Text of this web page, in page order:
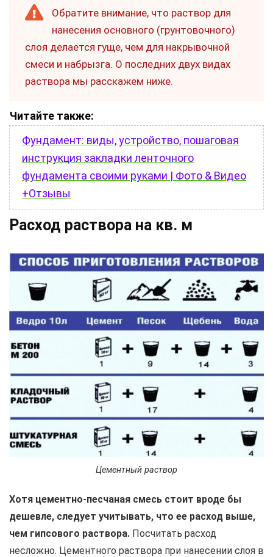
Обратите внимание, что раствор для
нанесения основного (грунтовочного)
слоя делается гуще, чем для накрывочной
смеси и набрызга. О последних двух видах
раствора мы расскажем ниже.
Читайте также:
Фундамент: виды, устройство, пошаговая
инструкция закладки ленточного
фундамента своими руками | Фото & Видео
+Отзывы
Расход раствора на кв. м
Цементный раствор
Хотя цементно-песчаная смесь стоит вроде бы
дешевле, следует учитывать, что ее расход выше,
чем гипсового раствора. Посчитать расход
несложно. Цементного раствора при нанесении слоя в